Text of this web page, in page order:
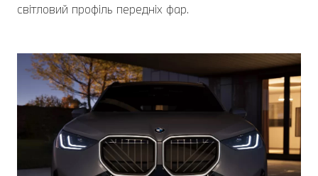
світловий профіль передніх фар.